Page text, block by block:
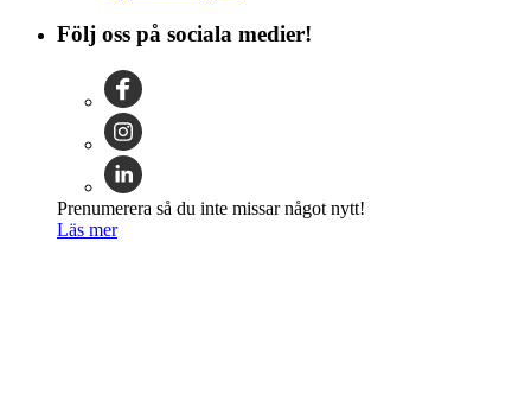
Följ oss på sociala medier!
Prenumerera så du inte missar något nytt!
Läs mer